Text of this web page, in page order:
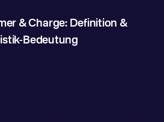
& Charge: Definition &
Bedeutung